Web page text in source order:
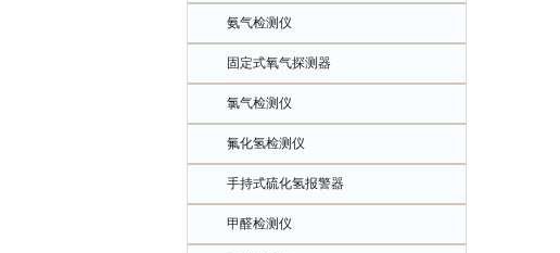
氨气检测仪
固定式氧气探测器
氯气检测仪
氟化氢检测仪
手持式硫化氢报警器
甲醛检测仪